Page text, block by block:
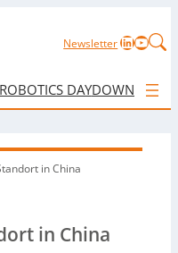
NewsletterLinkedIn
DAYDOWNLOAD
in China
in China